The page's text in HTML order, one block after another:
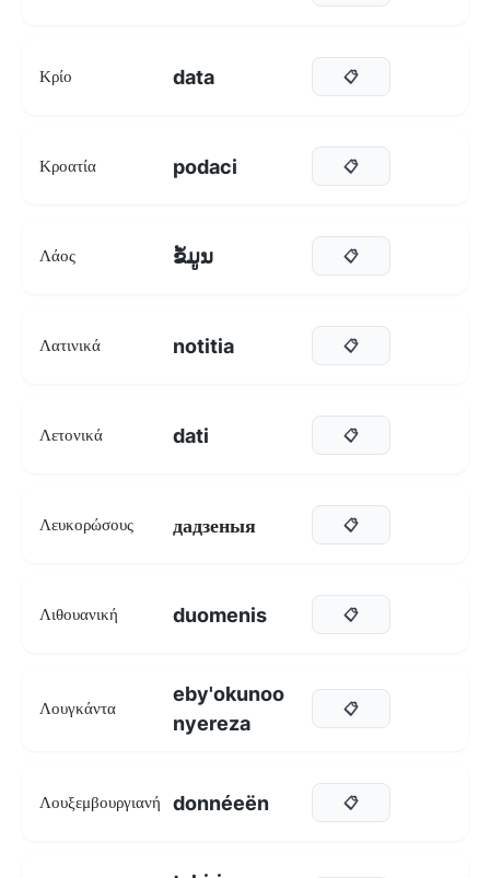
Κρίο data 📋
Κροατία podaci 📋
Λάος ຂໍ້ມູນ 📋
Λατινικά notitia 📋
Λετονικά dati 📋
Λευκορώσους дадзеныя 📋
Λιθουανική duomenis 📋
Λουγκάντα
eby'okunoo
nyereza
📋
Λουξεμβουργιανή donnéeën 📋